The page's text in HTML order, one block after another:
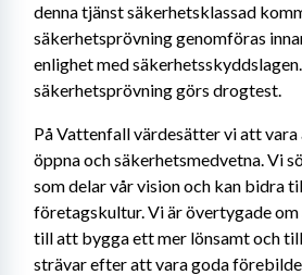
denna tjänst säkerhetsklassad
säkerhetsprövning genomföras
enlighet med
säkerhetsprövning görs drogtest.
På Vattenfall värdesätter vi att
öppna och säkerhetsmedvetna. Vi
som delar vår vision och kan bidra
företagskultur. Vi är övertygade
till att bygga ett mer lönsamt och
strävar efter att vara goda